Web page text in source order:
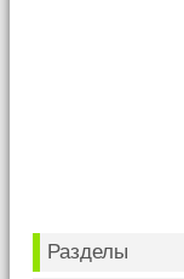
Разделы